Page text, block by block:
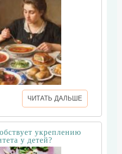
ЧИТАТЬ ДАЛЬШЕ
укреплению
у детей?